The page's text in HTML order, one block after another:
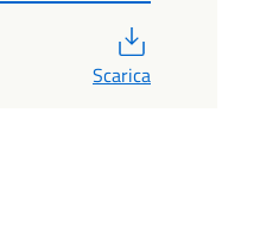
Scarica